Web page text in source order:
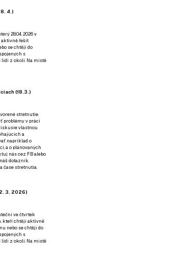
4.)
28.04. 2026 v
aktivně řešit
se chtějí do
s
z okolí. Na místě
(18.3.)
stretnutie.
problémy v práci
vlastnou
a
napríklad o
a o plánovaných
nás cez FBalebo
dotazník.
čase stretnutia.
3. 2026)
ve čtvrtek
kteří chtějí aktivně
nebo se chtějí do
s
z okolí. Na místě